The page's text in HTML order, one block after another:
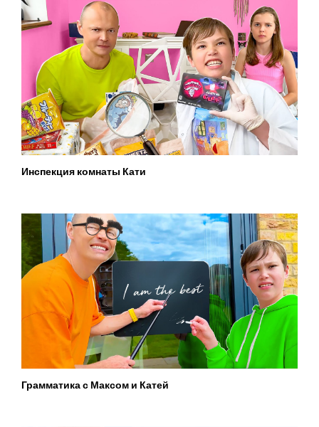
Инспекция комнаты Кати
Грамматика с Максом и Катей